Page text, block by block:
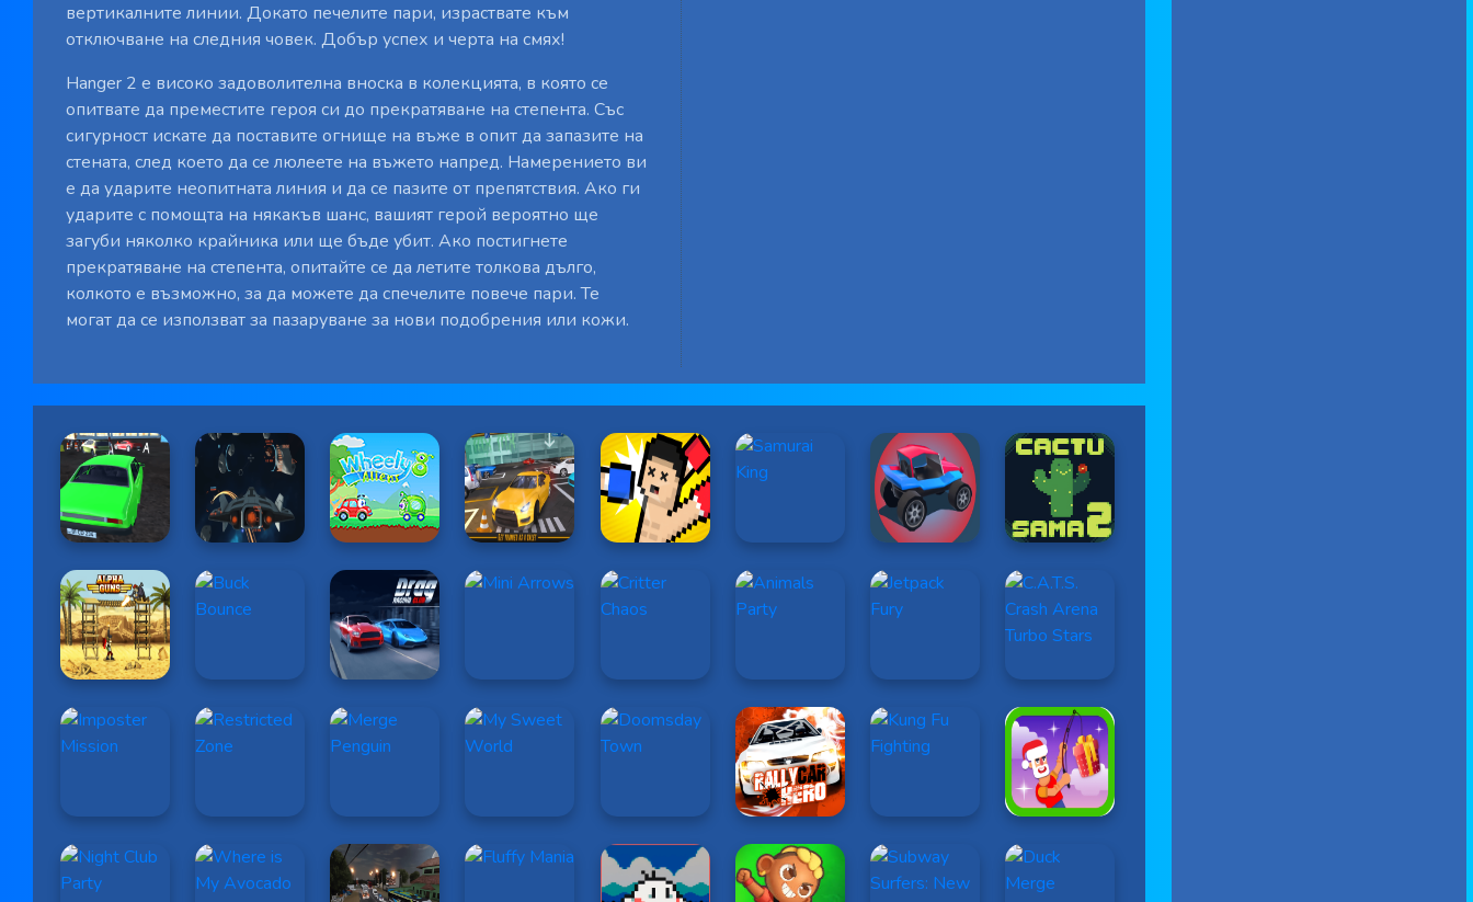
вертикалните линии. Докато печелите пари, израствате към
отключване на следния човек. Добър успех и черта на смях!
Hanger 2 е високо задоволителна вноска в колекцията, в която се
опитвате да преместите героя си до прекратяване на степента. Със
сигурност искате да поставите огнище на въже в опит да запазите на
стената, след което да се люлеете на въжето напред. Намерението ви
е да ударите неопитната линия и да се пазите от препятствия. Ако ги
ударите с помощта на някакъв шанс, вашият герой вероятно ще
загуби няколко крайника или ще бъде убит. Ако постигнете
прекратяване на степента, опитайте се да летите толкова дълго,
колкото е възможно, за да можете да спечелите повече пари. Те
могат да се използват за пазаруване за нови подобрения или кожи.